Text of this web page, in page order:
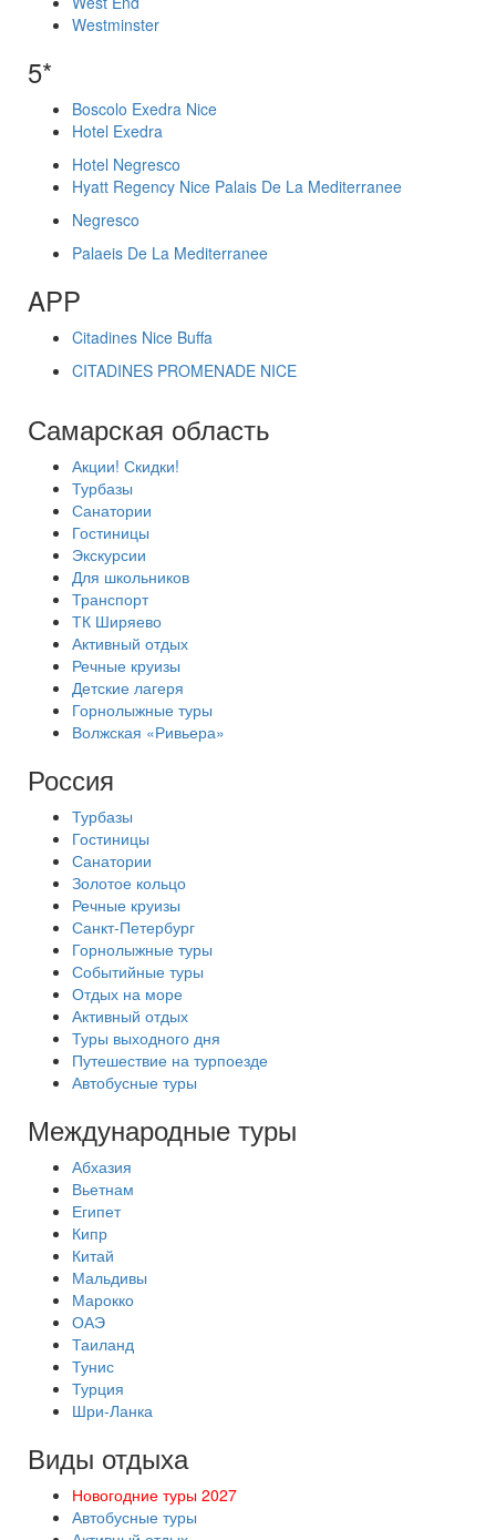
Westminster
5*
Boscolo Exedra Nice
Hotel Exedra
Hotel Negresco
Hyatt Regency Nice Palais De La Mediterranee
Negresco
Palaeis De La Mediterranee
APP
Citadines Nice Buffa
CITADINES PROMENADE NICE
Самарская область
Акции! Скидки!
Турбазы
Санатории
Гостиницы
Экскурсии
Для школьников
Транспорт
ТК Ширяево
Активный отдых
Речные круизы
Детские лагеря
Горнолыжные туры
Волжская «Ривьера»
Россия
Турбазы
Гостиницы
Санатории
Золотое кольцо
Речные круизы
Санкт-Петербург
Горнолыжные туры
Событийные туры
Отдых на море
Активный отдых
Туры выходного дня
Путешествие на турпоезде
Автобусные туры
Международные туры
Абхазия
Вьетнам
Египет
Кипр
Китай
Мальдивы
Марокко
ОАЭ
Таиланд
Тунис
Турция
Шри-Ланка
Виды отдыха
Новогодние туры 2027
Автобусные туры